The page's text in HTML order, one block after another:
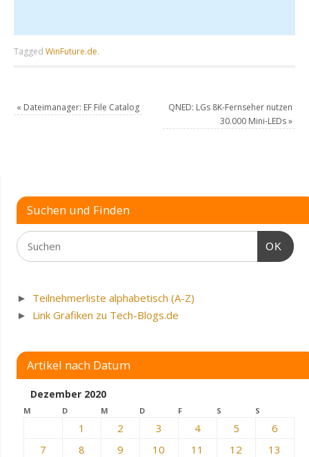
TaggedWinFuture.de.
« Dateimanager: EF File Catalog
QNED: LGs 8K-Fernseher nutzen
30.000 Mini-LEDs»
Suchen und Finden
OK
► Teilnehmerliste alphabetisch (A-Z)
► Link Grafiken zu Tech-Blogs.de
Artikel nach Datum
Dezember 2020
M D M D F S S
1 2 3 4 5
6
7
8 9 10 11 12
13